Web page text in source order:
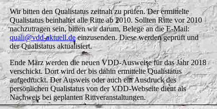
Wir bitten den Qualistatus zeitnah zu prüfen. Der ermittelte
Qualistatus beinhaltet alle Ritte ab 2010. Sollten Ritte vor 2010
nachzutragen sein, bitten wir darum, Belege an die E-Mail:
quali@vdd-aktuell.deeinzusenden. Diese werden geprüft und
der Qualistatus aktualisiert.
Ende März werden die neuen VDD-Ausweise für das Jahr 2018
verschickt. Dort wird der bis dahin ermittelte Qualistatus
aufgedruckt. Der Ausweis oder auch ein Ausdruck des
persönlichen Qualistatus von der VDD-Webseite dient als
Nachweis bei geplanten Rittveranstaltungen.